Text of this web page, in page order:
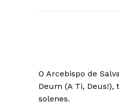
O Arcebispo de
Deum (A Ti,
solenes.